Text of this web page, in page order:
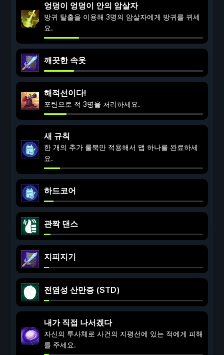
엉덩이 엉덩이 안의 암살자
방귀 탈출을 이용해 3명의 암살자에게 방귀를 뀌세
요.
깨끗한 속옷
해적선이다!
포탄으로 적 3명을 처리하세요.
새 규칙
한 개의 추가 룰북만 적용해서 맵 하나를 완료하세
요.
하드코어
관짝 댄스
지피지기
전염성 산만증 (STD)
내가 직접 나서겠다
자신의 투사체로 사건의 지평선에 있는 적에게 피해
를 주세요.